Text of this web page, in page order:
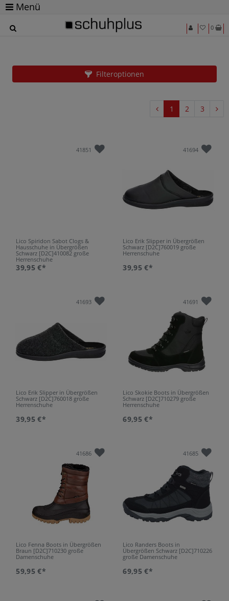
Menü
0
Große Schuhe von Lico für Ihn bei EUROPAS
Filteroptionen
1 2 3
41851
Lico Spiridon Sabot Clogs &
Hausschuhe in Übergrößen
Schwarz [D2C]410082 große
Herrenschuhe
39,95 €*
41694
Lico Erik Slipper in Übergrößen
Schwarz [D2C]760019 große
Herrenschuhe
39,95 €*
41693
Lico Erik Slipper in Übergrößen
Schwarz [D2C]760018 große
Herrenschuhe
39,95 €*
41691
Lico Skokie Boots in Übergrößen
Schwarz [D2C]710279 große
Herrenschuhe
69,95 €*
41686
Lico Fenna Boots in Übergrößen
Braun [D2C]710230 große
Damenschuhe
59,95 €*
41685
Lico Randers Boots in
Übergrößen Schwarz [D2C]710226
große Damenschuhe
69,95 €*